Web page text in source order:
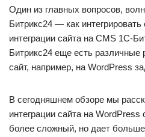
Один из главных вопросов,
Битрикс24 — как
интеграции сайта на CMS 1С-
Битрикс24 еще есть различные
сайт, например, на WordPress
В сегодняшнем обзоре мы
интеграции сайта на
более сложный, но дает